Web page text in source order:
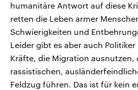
humanitäre Antwort auf diese
retten die Leben armer
Schwierigkeiten und
Leider gibt es aber auch
Kräfte, die Migration ausnutzen,
rassistischen,
Feldzug führen. Das ist für kein